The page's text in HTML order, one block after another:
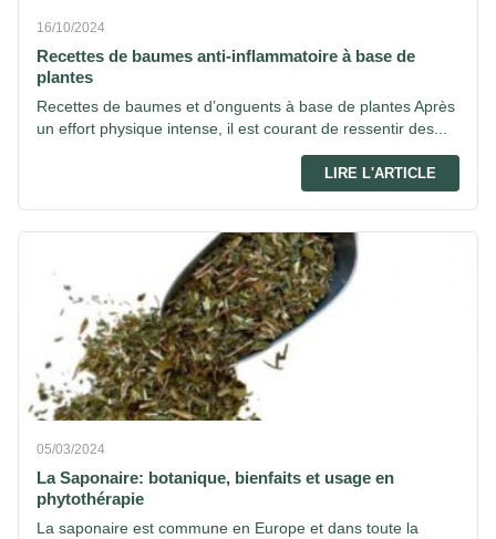
16/10/2024
Recettes de baumes anti-inflammatoire à base de
plantes
Recettes de baumes et d’onguents à base de plantes Après
un effort physique intense, il est courant de ressentir des...
LIRE L'ARTICLE
05/03/2024
La Saponaire: botanique, bienfaits et usage en
phytothérapie
La saponaire est commune en Europe et dans toute la